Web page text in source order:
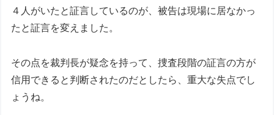
４人がいたと証言しているのが、被告は現場に居なかっ
たと証言を変えました。
その点を裁判長が疑念を持って、捜査段階の証言の方が
信用できると判断されたのだとしたら、重大な失点でし
ょうね。